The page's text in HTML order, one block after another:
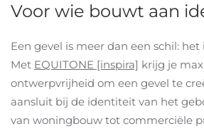
Voor wie bouwt aan
Een gevel is meer dan een schil:
Met EQUITONE [inspira] krijg je
ontwerpvrijheid om een gevel te
aansluit bij de identiteit van het
van woningbouw tot commerciële